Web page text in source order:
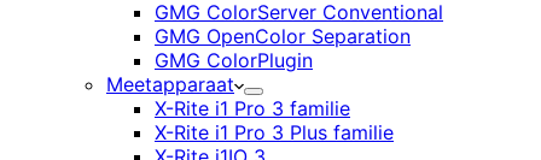
GMG ColorServer Conventional
GMG OpenColor Separation
GMG ColorPlugin
Meetapparaat
X-Rite i1 Pro 3 familie
X-Rite i1 Pro 3 Plus familie